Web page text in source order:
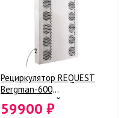
Рециркулятор REQUEST
Bergman-600
промышленный
59900 ₽